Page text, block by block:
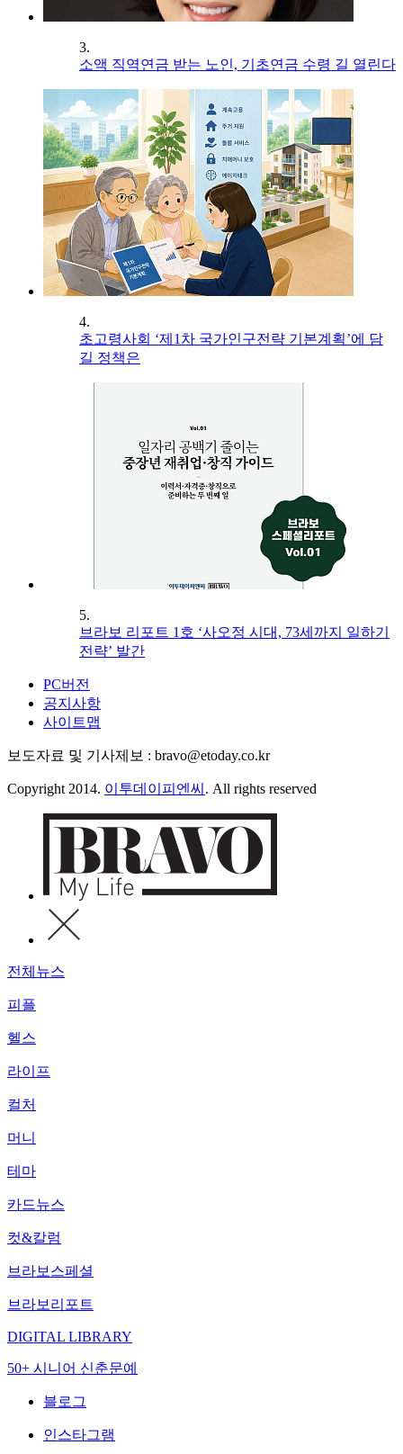
3.
소액 직역연금 받는 노인, 기초연금 수령 길 열린다
4.
초고령사회 ‘제1차 국가인구전략 기본계획’에 담
길 정책은
5.
브라보 리포트 1호 ‘사오정 시대, 73세까지 일하기
전략’ 발간
PC버전
공지사항
사이트맵
보도자료 및 기사제보 : bravo@etoday.co.kr
Copyright 2014. 이투데이피엔씨 . All rights reserved
전체뉴스
피플
헬스
라이프
컬처
머니
테마
카드뉴스
컷&칼럼
브라보스페셜
브라보리포트
DIGITAL LIBRARY
50+ 시니어 신춘문예
블로그
인스타그램